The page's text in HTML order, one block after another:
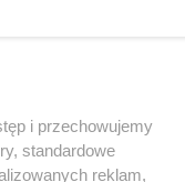
i przechowujemy
standardowe
reklam,